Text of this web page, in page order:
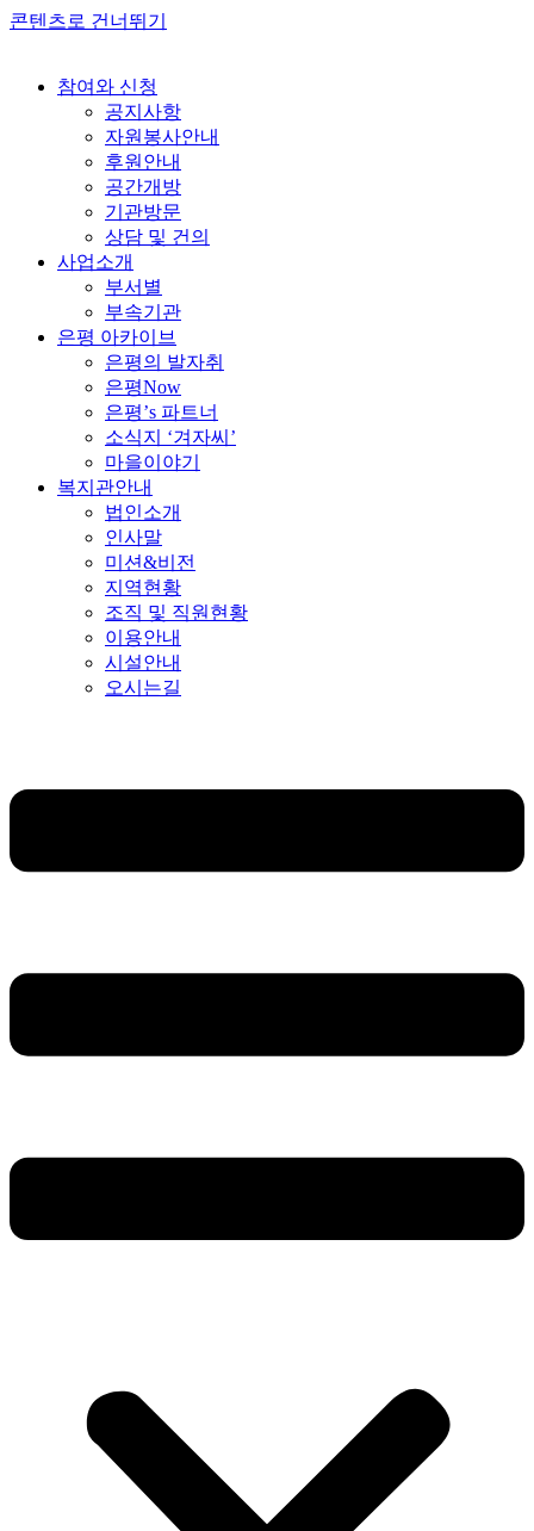
콘텐츠로 건너뛰기
참여와 신청
공지사항
자원봉사안내
후원안내
공간개방
기관방문
상담 및 건의
사업소개
부서별
부속기관
은평 아카이브
은평의 발자취
은평Now
은평’s 파트너
소식지 ‘겨자씨’
마을이야기
복지관안내
법인소개
인사말
미션&비전
지역현황
조직 및 직원현황
이용안내
시설안내
오시는길